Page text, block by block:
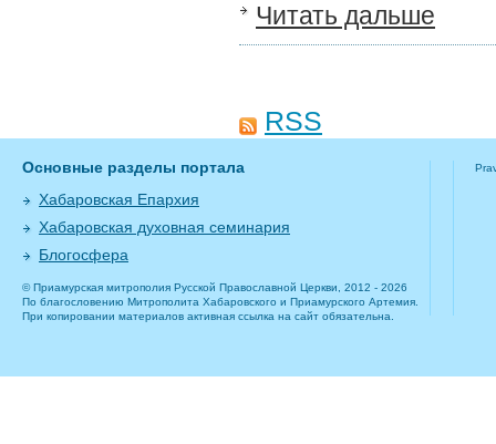
Читать дальше
RSS
Основные разделы портала
Хабаровская Епархия
Хабаровская духовная семинария
Блогосфера
© Приамурская митрополия Русской Православной Церкви, 2012 - 2026
По благословению Митрополита Хабаровского и Приамурского Артемия.
При копировании материалов активная ссылка на сайт обязательна.